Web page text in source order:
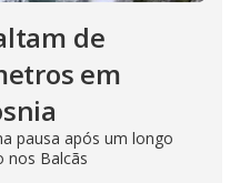
de
em
pausa após um longo
nos Balcãs